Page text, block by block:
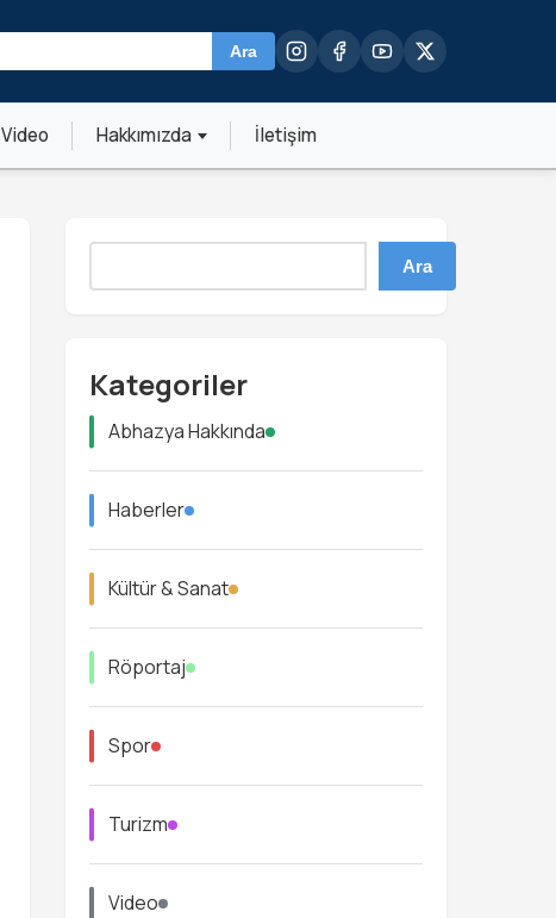
Ara
Video Hakkımızda İletişim
Ara
Kategoriler
Abhazya Hakkında
Haberler
Kültür & Sanat
Röportaj
Spor
Turizm
Video